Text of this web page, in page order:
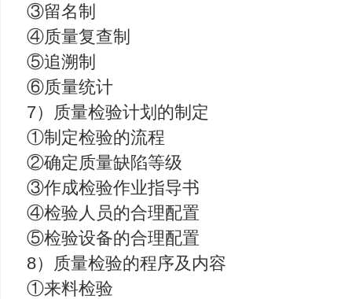
③留名制
④质量复查制
⑤追溯制
⑥质量统计
7）质量检验计划的制定
①制定检验的流程
②确定质量缺陷等级
③作成检验作业指导书
④检验人员的合理配置
⑤检验设备的合理配置
8）质量检验的程序及内容
①来料检验